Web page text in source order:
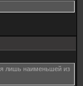
лишь наименьшей из